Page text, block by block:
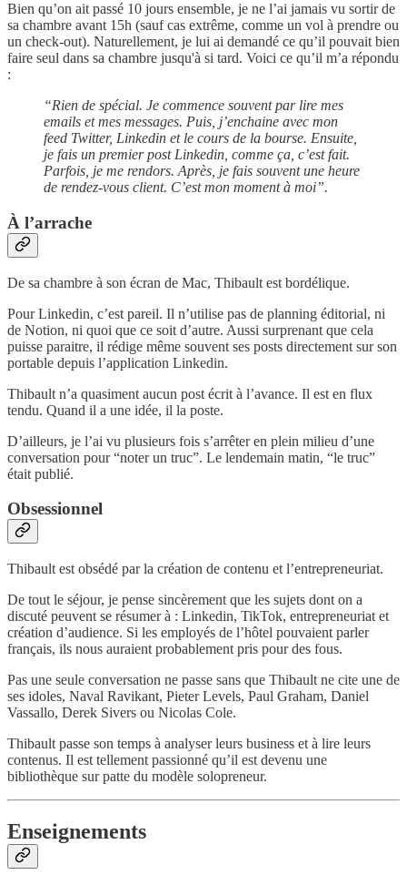
Bien qu’on ait passé 10 jours ensemble, je ne l’ai jamais vu sortir de
sa chambre avant 15h (sauf cas extrême, comme un vol à prendre ou
un check-out). Naturellement, je lui ai demandé ce qu’il pouvait bien
faire seul dans sa chambre jusqu'à si tard. Voici ce qu’il m’a répondu
:
“Rien de spécial. Je commence souvent par lire mes
emails et mes messages. Puis, j’enchaine avec mon
feed Twitter, Linkedin et le cours de la bourse. Ensuite,
je fais un premier post Linkedin, comme ça, c’est fait.
Parfois, je me rendors. Après, je fais souvent une heure
de rendez-vous client. C’est mon moment à moi”.
À l’arrache
De sa chambre à son écran de Mac, Thibault est bordélique.
Pour Linkedin, c’est pareil. Il n’utilise pas de planning éditorial, ni
de Notion, ni quoi que ce soit d’autre. Aussi surprenant que cela
puisse paraitre, il rédige même souvent ses posts directement sur son
portable depuis l’application Linkedin.
Thibault n’a quasiment aucun post écrit à l’avance. Il est en flux
tendu. Quand il a une idée, il la poste.
D’ailleurs, je l’ai vu plusieurs fois s’arrêter en plein milieu d’une
conversation pour “noter un truc”. Le lendemain matin, “le truc”
était publié.
Obsessionnel
Thibault est obsédé par la création de contenu et l’entrepreneuriat.
De tout le séjour, je pense sincèrement que les sujets dont on a
discuté peuvent se résumer à : Linkedin, TikTok, entrepreneuriat et
création d’audience. Si les employés de l’hôtel pouvaient parler
français, ils nous auraient probablement pris pour des fous.
Pas une seule conversation ne passe sans que Thibault ne cite une de
ses idoles, Naval Ravikant, Pieter Levels, Paul Graham, Daniel
Vassallo, Derek Sivers ou Nicolas Cole.
Thibault passe son temps à analyser leurs business et à lire leurs
contenus. Il est tellement passionné qu’il est devenu une
bibliothèque sur patte du modèle solopreneur.
Enseignements